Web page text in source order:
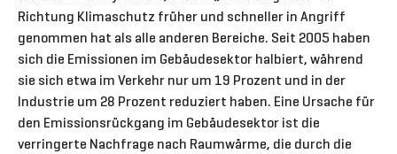
Richtung Klimaschutz früher und schneller in Angriff
genommen hat als alle anderen Bereiche. Seit 2005 haben
sich die Emissionen im Gebäudesektor halbiert, während
sie sich etwa im Verkehr nur um 19 Prozent und in der
Industrie um 28 Prozent reduziert haben. Eine Ursache für
den Emissionsrückgang im Gebäudesektor ist die
verringerte Nachfrage nach Raumwärme, die durch die